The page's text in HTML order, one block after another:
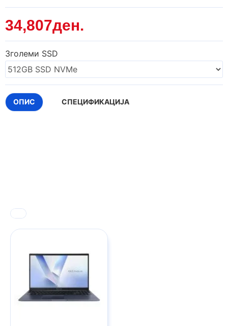
34,807ден.
Зголеми SSD
ОПИС СПЕЦИФИКАЦИЈА